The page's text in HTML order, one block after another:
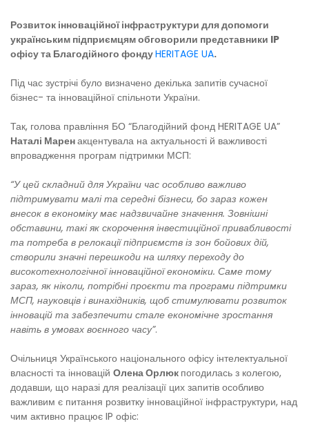
Розвиток інноваційної інфраструктури для допомоги
українським підприємцям обговорили представники IP
офісу та Благодійного фондуHERITAGE UA.
Під час зустрічі було визначено декілька запитів сучасної
бізнес- та інноваційної спільноти України.
Так, голова правління БО “Благодійний фонд HERITAGE UA”
Наталі Маренакцентувала на актуальності й важливості
впровадження програм підтримки МСП:
“У цей складний для України час особливо важливо
підтримувати малі та середні бізнеси, бо зараз кожен
внесок в економіку має надзвичайне значення. Зовнішні
обставини, такі як скорочення інвестиційної привабливості
та потреба в релокації підприємств із зон бойових дій,
створили значні перешкоди на шляху переходу до
високотехнологічної інноваційної економіки. Саме тому
зараз, як ніколи, потрібні проєкти та програми підтримки
МСП, науковців і винахідників, щоб стимулювати розвиток
інновацій та забезпечити стале економічне зростання
навіть в умовах воєнного часу”.
Очільниця Українського національного офісу інтелектуальної
власності та інновацій Олена Орлюк погодилась з колегою,
додавши, що наразі для реалізації цих запитів особливо
важливим є питання розвитку інноваційної інфраструктури, над
чим активно працює IP офіс: